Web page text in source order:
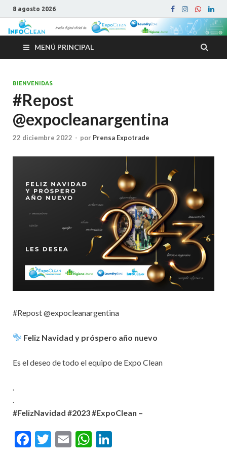
8 agosto 2026
MENÚ PRINCIPAL
BIENVENIDAS
#Repost
@expocleanargentina
22 diciembre 2022 - por Prensa Expotrade
#Repost @expocleanargentina
Feliz Navidad y próspero año nuevo
Es el deseo de todo el equipo de Expo Clean
.
.
#FelizNavidad #2023 #ExpoClean –
F
T
E
W